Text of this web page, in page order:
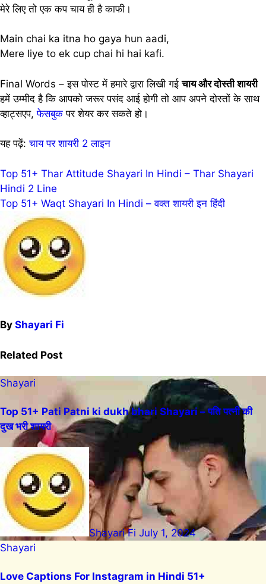
मेरे लिए तो एक कप चाय ही है काफी।
Main chai ka itna ho gaya hun aadi,
Mere liye to ek cup chai hi hai kafi.
Final Words – इस पोस्ट में हमारे द्वारा लिखी गईचाय और दोस्ती शायरी
हमें उम्मीद है कि आपको जरूर पसंद आई होगी तो आप अपने दोस्तों के साथ
व्हाट्सएप,फेसबुक पर शेयर कर सकते हो।
यह पढ़ें:चाय पर शायरी 2 लाइन
Post
navigation
Top 51+ Thar Attitude Shayari In Hindi – Thar Shayari
Hindi 2 Line
Top 51+ Waqt Shayari In Hindi – वक्त शायरी इन हिंदी
By Shayari Fi
Related Post
Shayari
Top 51+ Pati Patni ki dukh bhari Shayari – पति पत्नी की
दुख भरी शायरी
Shayari Fi July 1, 2024
Shayari
Love Captions For Instagram in Hindi 51+